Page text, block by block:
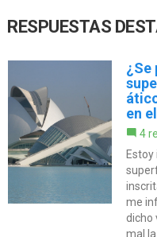
RESPUESTAS
¿Se
en
4
Estoy
me
dicho
mal la